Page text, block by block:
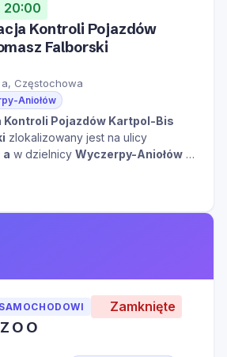
20:00
Kontroli Pojazdów
Falborski
Częstochowa
Aniołów
Kontroli Pojazdów Kartpol-Bis
zlokalizowany jest na ulicy
a w dzielnicy Wyczerpy-Aniołów w
miejsca.
Zamknięte
O O